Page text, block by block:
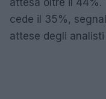
attesa oltre il 44%.
cede il 35%,
attese degli